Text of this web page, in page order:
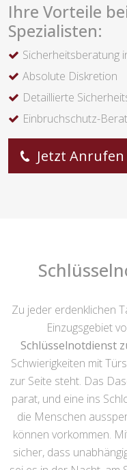
Ihre Vorteile
Spezialisten:
Sicherheitsberatung
Absolute Diskretion
Detaillierte
Einbruchschutz-
Jetzt Anrufen
Zu jeder erdenklichen
Einzugsgebiet
Schlüsselnotdienst
Schwierigkeiten mit
zur Seite steht. Das
parat, und eine ins
die Menschen
können vorkommen.
sicher, dass